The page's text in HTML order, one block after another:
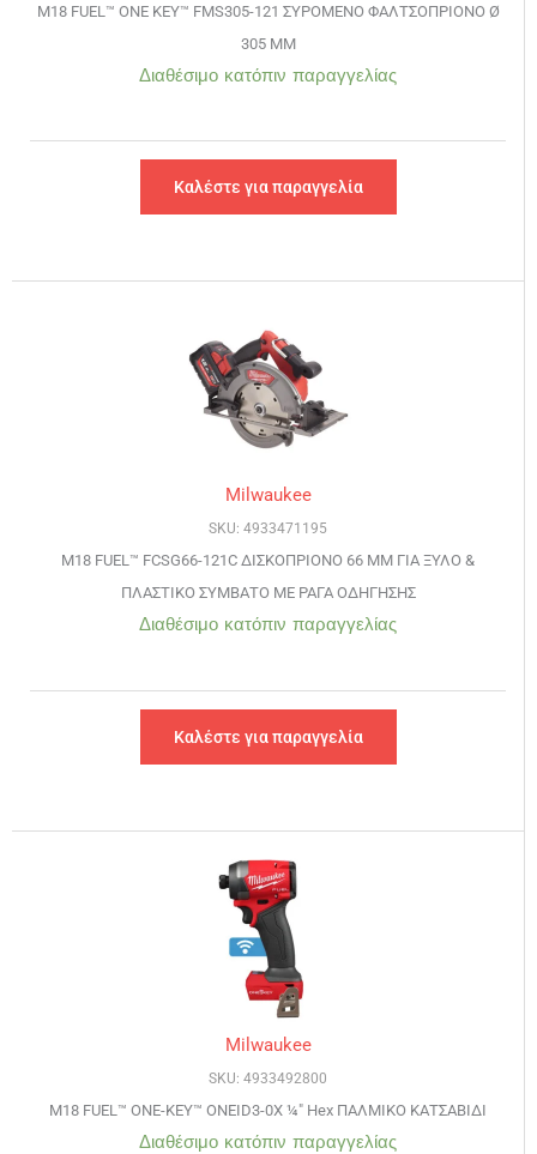
M18 FUEL™ ONE KEY™ FMS305-121 ΣΥΡΟΜΕΝΟ ΦΑΛΤΣΟΠΡΙΟΝΟ Ø
305 MM
Διαθέσιμο κατόπιν παραγγελίας
Καλέστε για παραγγελία
Milwaukee
SKU: 4933471195
M18 FUEL™ FCSG66-121C ΔΙΣΚΟΠΡΙΟΝΟ 66 ΜΜ ΓΙΑ ΞΥΛΟ &
ΠΛΑΣΤΙΚΟ ΣΥΜΒΑΤΟ ΜΕ ΡΑΓΑ ΟΔΗΓΗΣΗΣ
Διαθέσιμο κατόπιν παραγγελίας
Καλέστε για παραγγελία
Milwaukee
SKU: 4933492800
M18 FUEL™ ONE-KEY™ ONEID3-0X ¼″ Hex ΠΑΛΜΙΚΟ ΚΑΤΣΑΒΙΔΙ
Διαθέσιμο κατόπιν παραγγελίας